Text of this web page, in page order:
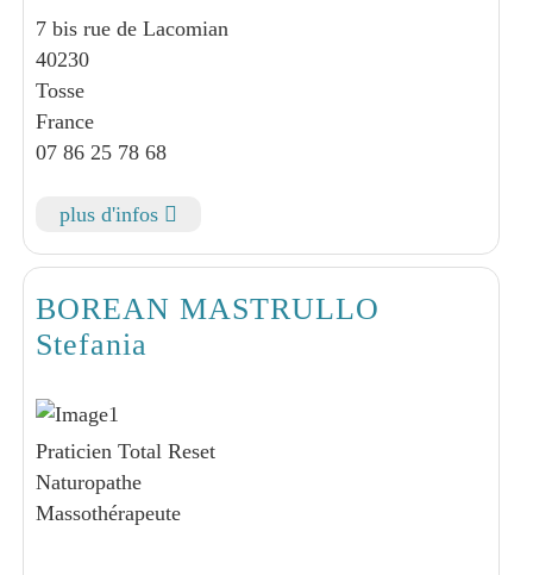
7 bis rue de Lacomian
40230
Tosse
France
07 86 25 78 68
plus d'infos
BOREAN MASTRULLO
Stefania
Praticien Total Reset
Naturopathe
Massothérapeute